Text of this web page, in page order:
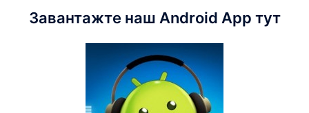
Завантажте наш Android App тут